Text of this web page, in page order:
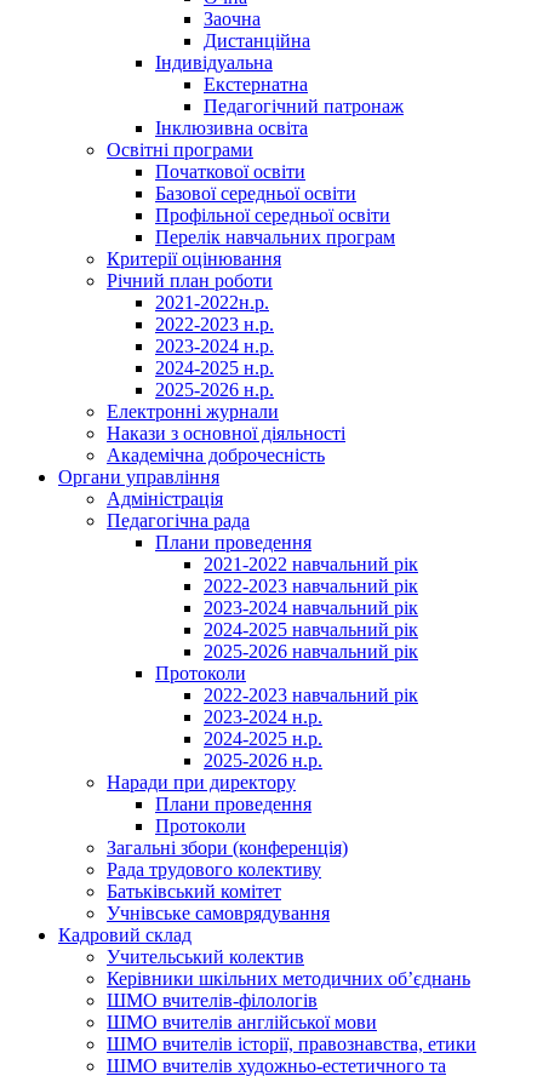
Заочна
Дистанційна
Індивідуальна
Екстернатна
Педагогічний патронаж
Інклюзивна освіта
Освітні програми
Початкової освіти
Базової середньої освіти
Профільної середньої освіти
Перелік навчальних програм
Критерії оцінювання
Річний план роботи
2021-2022н.р.
2022-2023 н.р.
2023-2024 н.р.
2024-2025 н.р.
2025-2026 н.р.
Електронні журнали
Накази з основної діяльності
Академічна доброчесність
Органи управління
Адміністрація
Педагогічна рада
Плани проведення
2021-2022 навчальний рік
2022-2023 навчальний рік
2023-2024 навчальний рік
2024-2025 навчальний рік
2025-2026 навчальний рік
Протоколи
2022-2023 навчальний рік
2023-2024 н.р.
2024-2025 н.р.
2025-2026 н.р.
Наради при директору
Плани проведення
Протоколи
Загальні збори (конференція)
Рада трудового колективу
Батьківський комітет
Учнівське самоврядування
Кадровий склад
Учительський колектив
Керівники шкільних методичних об’єднань
ШМО вчителів-філологів
ШМО вчителів англійської мови
ШМО вчителів історії, правознавства, етики
ШМО вчителів художньо-естетичного та